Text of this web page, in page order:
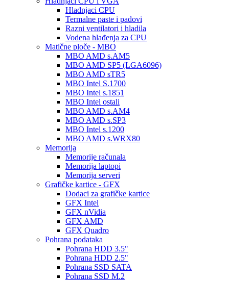
Hladnjaci CPU
Termalne paste i padovi
Razni ventilatori i hladila
Vodena hlađenja za CPU
Matične ploče - MBO
MBO AMD s.AM5
MBO AMD SP5 (LGA6096)
MBO AMD sTR5
MBO Intel S.1700
MBO Intel s.1851
MBO Intel ostali
MBO AMD s.AM4
MBO AMD s.SP3
MBO Intel s.1200
MBO AMD s.WRX80
Memorija
Memorije računala
Memorija laptopi
Memorija serveri
Grafičke kartice - GFX
Dodaci za grafičke kartice
GFX Intel
GFX nVidia
GFX AMD
GFX Quadro
Pohrana podataka
Pohrana HDD 3.5"
Pohrana HDD 2.5"
Pohrana SSD SATA
Pohrana SSD M.2